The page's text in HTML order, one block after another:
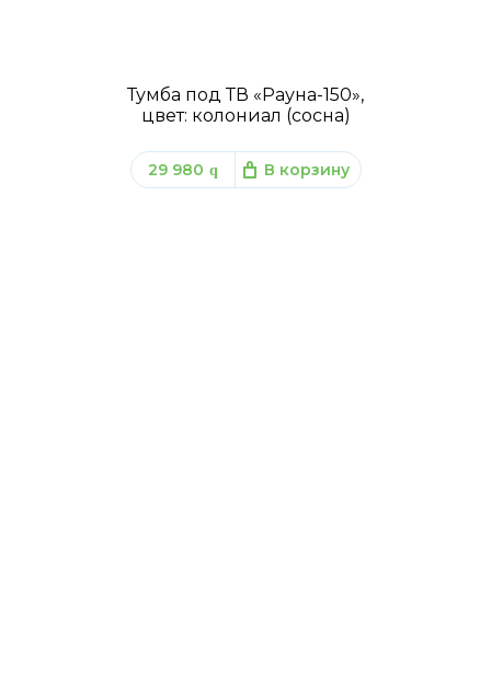
Тумба под ТВ «Рауна-150»,
цвет: колониал (сосна)
29 980 q В корзину